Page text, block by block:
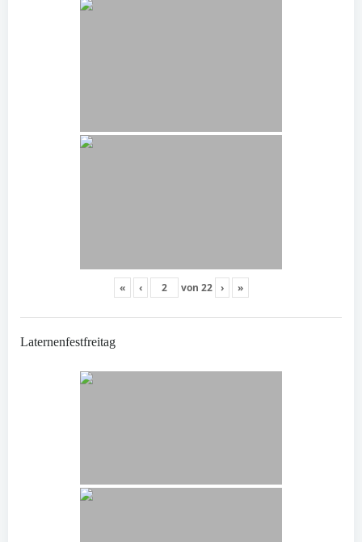
« ‹ von 22 › »
Laternenfestfreitag